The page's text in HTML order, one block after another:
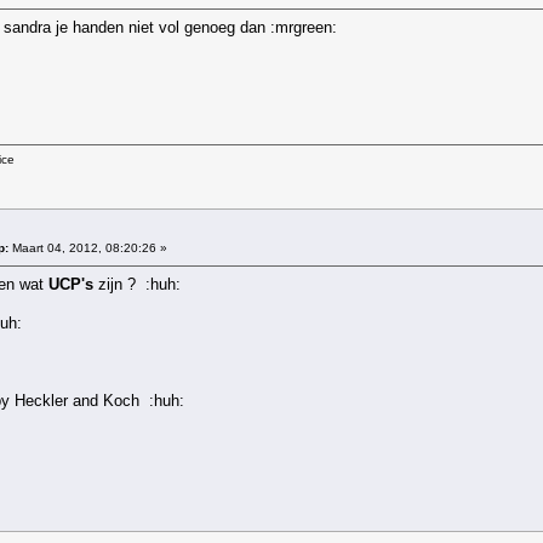
je handen niet vol genoeg dan :mrgreen:
Maart 04, 2012, 08:20:26 »
wat UCP's zijn ? :huh:
Heckler and Koch :huh: